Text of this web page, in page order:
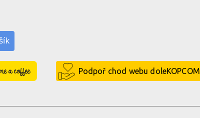
a Coffee Podpoř chod webu doleKOPCOM